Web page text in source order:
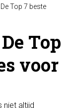
Top 7 beste
Top
voor
niet altijd